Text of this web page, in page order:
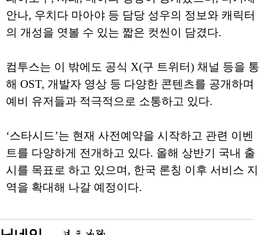
안나, 우치다 마아야 등 담당 성우의 정보와 캐릭터
의 개성을 엿볼 수 있는 짧은 컷씬이 담겼다.
컴투스는 이 밖에도 공식 X(구 트위터) 채널 등을 통
해 OST, 개발자 영상 등 다양한 콘텐츠를 공개하며
예비 유저들과 적극적으로 소통하고 있다.
‘스타시드’는 현재 사전예약을 시작하고 관련 이벤
트를 다양하게 전개하고 있다. 올해 상반기 국내 출
시를 목표로 하고 있으며, 한국 론칭 이후 서비스 지
역을 확대해 나갈 예정이다.